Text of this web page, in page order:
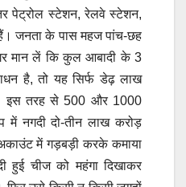
पेट्रोल स्टेशन, रेलवे स्टेशन,
हैं। जनता के पास महज पांच-छह
मान लें कि कुल आबादी के 3
है, तो यह सिर्फ डेढ़ लाख
इस तरह से 500 और 1000
नगदी दो-तीन लाख करोड़
में गड़बड़ी करके कमाया
हुई चीज को महंगा दिखाकर